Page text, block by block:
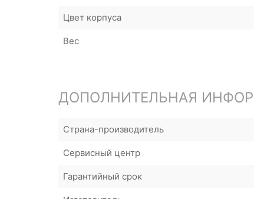
Цвет корпуса
Вес
ДОПОЛНИТЕЛЬНАЯ
Страна-производитель
Сервисный центр
Гарантийный срок